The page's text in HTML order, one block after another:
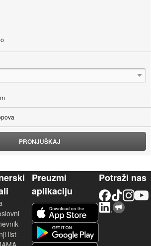
PRONJUŠKAJ
list
Preuzmi
aplikaciju
Potraži nas